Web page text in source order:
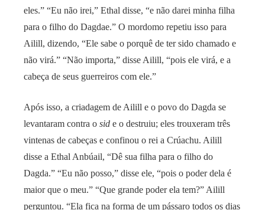
eles.” “Eu não irei,” Ethal disse, “e não darei minha filha
para o filho do Dagdae.” O mordomo repetiu isso para
Ailill, dizendo, “Ele sabe o porquê de ter sido chamado e
não virá.” “Não importa,” disse Ailill, “pois ele virá, e a
cabeça de seus guerreiros com ele.”
Após isso, a criadagem de Ailill e o povo do Dagda se
levantaram contra o sid e o destruiu; eles trouxeram três
vintenas de cabeças e confinou o rei a Crúachu. Ailill
disse a Ethal Anbúail, “Dê sua filha para o filho do
Dagda.” “Eu não posso,” disse ele, “pois o poder dela é
maior que o meu.” “Que grande poder ela tem?” Ailill
perguntou. “Ela fica na forma de um pássaro todos os dias